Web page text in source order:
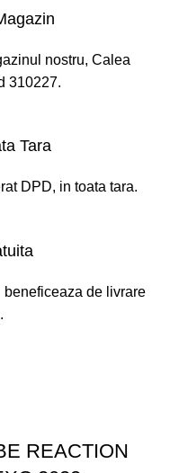
nostru, Calea
310227.
Tara
DPD, in toata tara.
de livrare
REACTION